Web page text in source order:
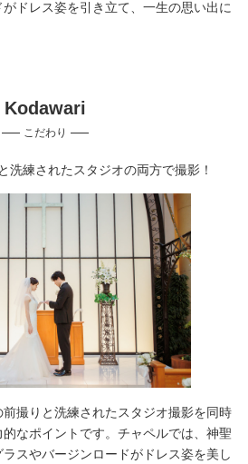
ドレス姿を引き立て、一生の思い出に
Kodawari
こだわり
洗練されたスタジオの両方で撮影！
撮りと洗練されたスタジオ撮影を同時
なポイントです。チャペルでは、神聖
スやバージンロードがドレス姿を美し